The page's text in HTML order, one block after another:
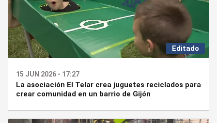
Editado
15 JUN 2026 - 17:27
La asociación El Telar crea juguetes reciclados para
crear comunidad en un barrio de Gijón